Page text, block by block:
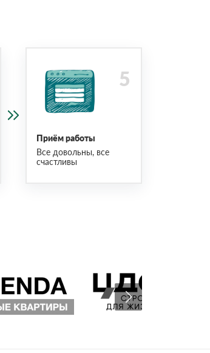
Приём работы
Все довольны, все
счастливы